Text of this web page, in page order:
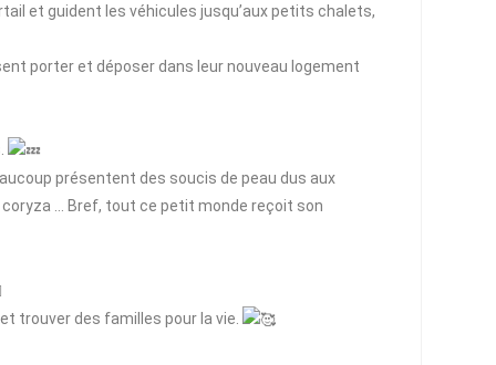
et guident les véhicules jusqu’aux petits chalets,
porter et déposer dans leur nouveau logement
présentent des soucis de peau dus aux
… Bref, tout ce petit monde reçoit son
trouver des familles pour la vie.